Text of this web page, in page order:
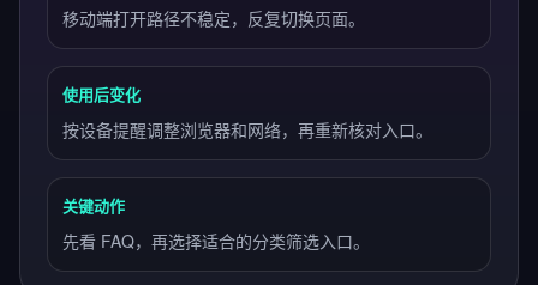
移动端打开路径不稳定，反复切换页面。
使用后变化
按设备提醒调整浏览器和网络，再重新核对入口。
关键动作
先看 FAQ，再选择适合的分类筛选入口。